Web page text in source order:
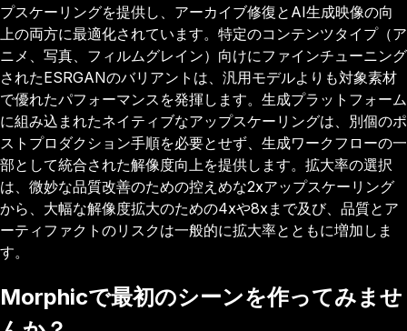
プスケーリングを提供し、アーカイブ修復とAI生成映像の向
上の両方に最適化されています。特定のコンテンツタイプ（ア
ニメ、写真、フィルムグレイン）向けにファインチューニング
されたESRGANのバリアントは、汎用モデルよりも対象素材
で優れたパフォーマンスを発揮します。生成プラットフォーム
に組み込まれたネイティブなアップスケーリングは、別個のポ
ストプロダクション手順を必要とせず、生成ワークフローの一
部として統合された解像度向上を提供します。拡大率の選択
は、微妙な品質改善のための控えめな2xアップスケーリング
から、大幅な解像度拡大のための4xや8xまで及び、品質とア
ーティファクトのリスクは一般的に拡大率とともに増加しま
す。
Morphicで最初のシーンを作ってみませ